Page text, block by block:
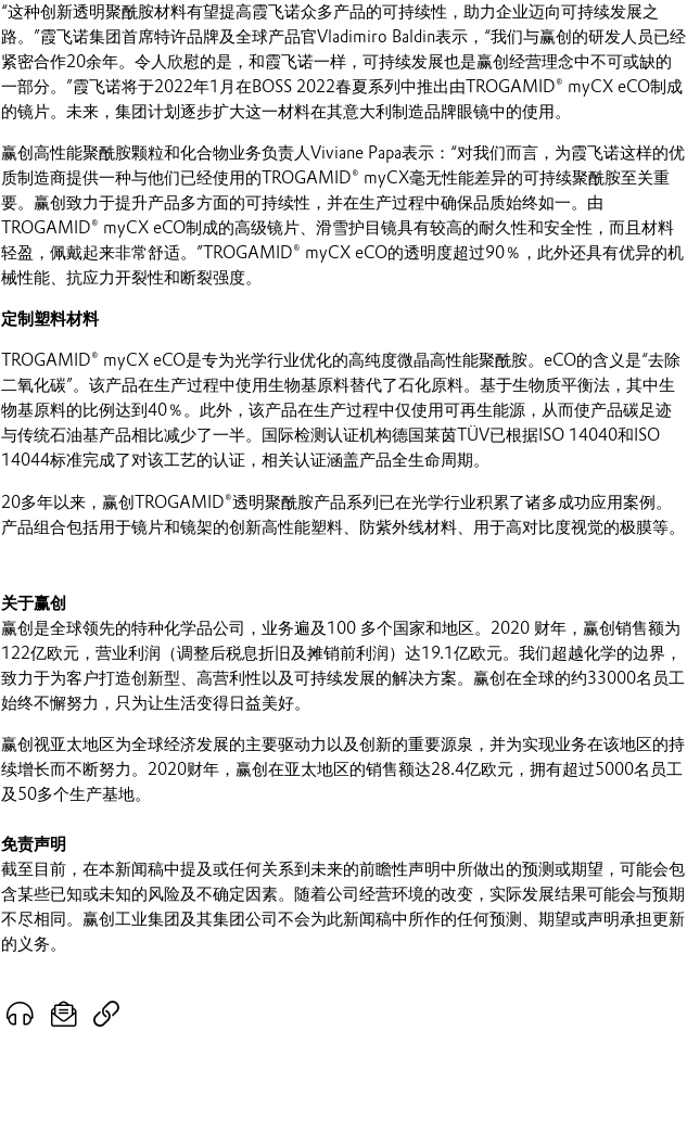
“这种创新透明聚酰胺材料有望提高霞飞诺众多产品的可持续性，助力企业迈向可持续发展之
路。”霞飞诺集团首席特许品牌及全球产品官Vladimiro Baldin表示，“我们与赢创的研发人员已经
紧密合作20余年。令人欣慰的是，和霞飞诺一样，可持续发展也是赢创经营理念中不可或缺的
一部分。”霞飞诺将于2022年1月在BOSS 2022春夏系列中推出由TROGAMID® myCX eCO制成
的镜片。未来，集团计划逐步扩大这一材料在其意大利制造品牌眼镜中的使用。
赢创高性能聚酰胺颗粒和化合物业务负责人Viviane Papa表示：“对我们而言，为霞飞诺这样的优
质制造商提供一种与他们已经使用的TROGAMID® myCX毫无性能差异的可持续聚酰胺至关重
要。赢创致力于提升产品多方面的可持续性，并在生产过程中确保品质始终如一。由
TROGAMID® myCX eCO制成的高级镜片、滑雪护目镜具有较高的耐久性和安全性，而且材料
轻盈，佩戴起来非常舒适。”TROGAMID® myCX eCO的透明度超过90％，此外还具有优异的机
械性能、抗应力开裂性和断裂强度。
定制塑料材料
TROGAMID® myCX eCO是专为光学行业优化的高纯度微晶高性能聚酰胺。eCO的含义是“去除
二氧化碳”。该产品在生产过程中使用生物基原料替代了石化原料。基于生物质平衡法，其中生
物基原料的比例达到40％。此外，该产品在生产过程中仅使用可再生能源，从而使产品碳足迹
与传统石油基产品相比减少了一半。国际检测认证机构德国莱茵TÜV已根据ISO 14040和ISO
14044标准完成了对该工艺的认证，相关认证涵盖产品全生命周期。
20多年以来，赢创TROGAMID®透明聚酰胺产品系列已在光学行业积累了诸多成功应用案例。
产品组合包括用于镜片和镜架的创新高性能塑料、防紫外线材料、用于高对比度视觉的极膜等。
关于赢创
赢创是全球领先的特种化学品公司，业务遍及100 多个国家和地区。2020 财年，赢创销售额为
122亿欧元，营业利润（调整后税息折旧及摊销前利润）达19.1亿欧元。我们超越化学的边界，
致力于为客户打造创新型、高营利性以及可持续发展的解决方案。赢创在全球的约33000名员工
始终不懈努力，只为让生活变得日益美好。
赢创视亚太地区为全球经济发展的主要驱动力以及创新的重要源泉，并为实现业务在该地区的持
续增长而不断努力。2020财年，赢创在亚太地区的销售额达28.4亿欧元，拥有超过5000名员工
及50多个生产基地。
免责声明
截至目前，在本新闻稿中提及或任何关系到未来的前瞻性声明中所做出的预测或期望，可能会包
含某些已知或未知的风险及不确定因素。随着公司经营环境的改变，实际发展结果可能会与预期
不尽相同。赢创工业集团及其集团公司不会为此新闻稿中所作的任何预测、期望或声明承担更新
的义务。